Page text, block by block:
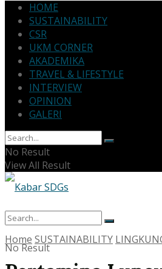
HOME
SUSTAINABILITY
CSR
UKM CORNER
AKADEMIKA
TRAVEL & LIFESTYLE
INTERVIEW
OPINION
GALERI
No Result
View All Result
No Result
Home SUSTAINABILITY